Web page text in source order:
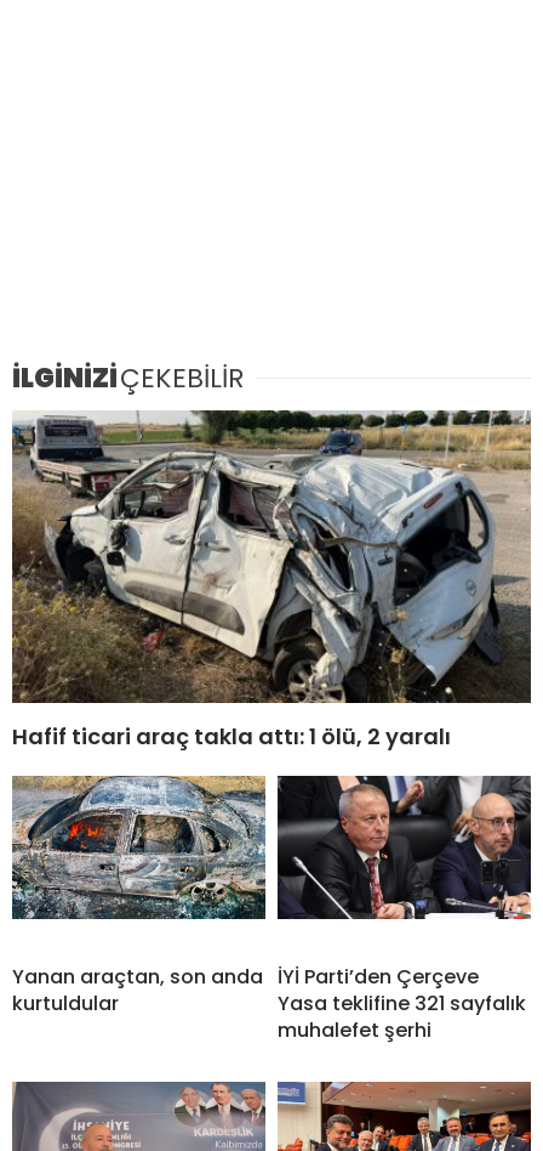
İLGİNİZİÇEKEBİLİR
Hafif ticari araç takla attı: 1 ölü, 2 yaralı
Yanan araçtan, son anda
kurtuldular
İYİ Parti’den Çerçeve
Yasa teklifine 321 sayfalık
muhalefet şerhi